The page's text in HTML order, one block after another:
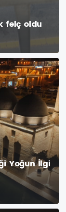
felç oldu
Yoğun İlgi